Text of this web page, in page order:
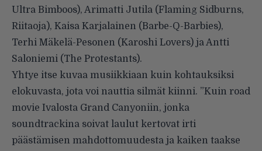
Ultra Bimboos), Arimatti Jutila (Flaming Sidburns,
Riitaoja), Kaisa Karjalainen (Barbe-Q-Barbies),
Terhi Mäkelä-Pesonen (Karoshi Lovers) ja Antti
Saloniemi (The Protestants).
Yhtye itse kuvaa musiikkiaan kuin kohtauksiksi
elokuvasta, jota voi nauttia silmät kiinni. ”Kuin road
movie Ivalosta Grand Canyoniin, jonka
soundtrackina soivat laulut kertovat irti
päästämisen mahdottomuudesta ja kaiken taakse